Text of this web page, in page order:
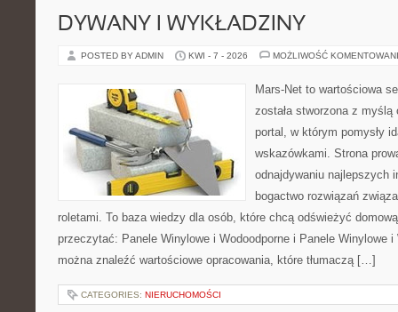
DYWANY I WYKŁADZINY
POSTED BY ADMIN KWI - 7 - 2026 MOŻLIWOŚĆ
Mars-Net to wartościowa
została stworzona z
portal, w którym pomysły
wskazówkami. Strona
odnajdywaniu najlepszych
bogactwo rozwiązań
roletami. To baza wiedzy dla osób, które chcą odświeżyć
przeczytać: Panele Winylowe i Wodoodporne i Panele Winylowe i
można znaleźć wartościowe opracowania, które tłumaczą […]
CATEGORIES: NIERUCHOMOŚCI